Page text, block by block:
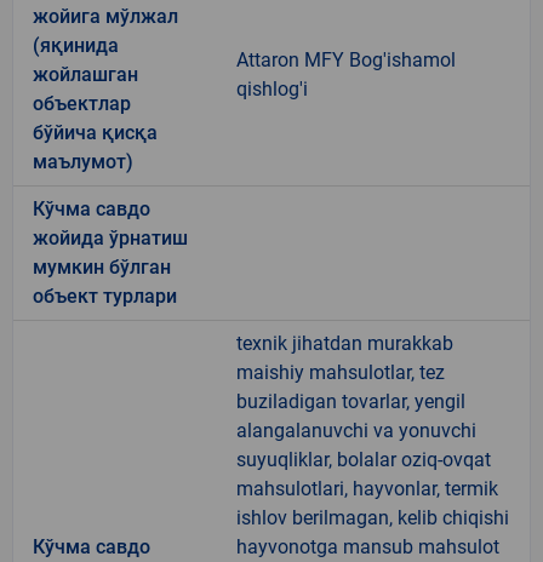
жойига мўлжал
(яқинида
жойлашган
объектлар
бўйича қисқа
маълумот)
Attaron MFY Bog'ishamol
qishlog'i
Кўчма савдо
жойида ўрнатиш
мумкин бўлган
объект турлари
Кўчма савдо
texnik jihatdan murakkab
maishiy mahsulotlar, tez
buziladigan tovarlar, yengil
alangalanuvchi va yonuvchi
suyuqliklar, bolalar oziq-ovqat
mahsulotlari, hayvonlar, termik
ishlov berilmagan, kelib chiqishi
hayvonotga mansub mahsulot